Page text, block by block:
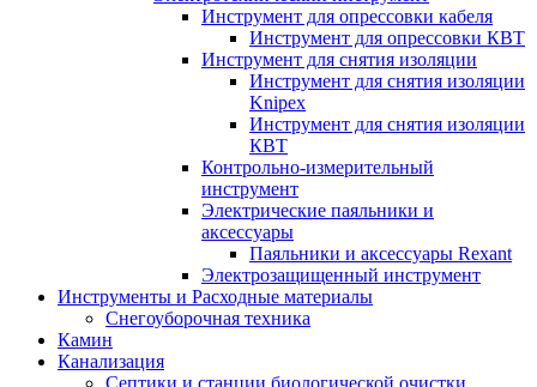
Инструмент для опрессовки кабеля
Инструмент для опрессовки КВТ
Инструмент для снятия изоляции
Инструмент для снятия изоляции
Knipex
Инструмент для снятия изоляции
КВТ
Контрольно-измерительный
инструмент
Электрические паяльники и
аксессуары
Паяльники и аксессуары Rexant
Электрозащищенный инструмент
Инструменты и Расходные материалы
Снегоуборочная техника
Камин
Канализация